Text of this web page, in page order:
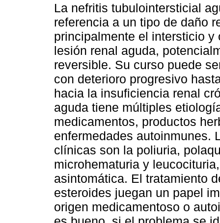
La nefritis tubulointersticial
referencia a un tipo de daño
principalmente el intersticio y
lesión renal aguda,
reversible. Su curso puede
con deterioro progresivo
hacia la insuficiencia renal
aguda tiene múltiples
medicamentos, productos
enfermedades autoinmunes.
clínicas son la poliuria,
microhematuria y
asintomática. El tratamiento
esteroides juegan un papel
origen medicamentoso o